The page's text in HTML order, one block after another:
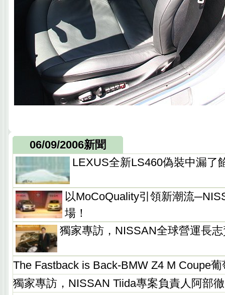
06/09/2006新聞
LEXUS全新LS460偽裝中漏了
以MoCoQuality引領新潮流
場！
獨家專訪，NISSAN全球營運長
The Fastback is Back-BMW Z4 M Coupe
獨家專訪，NISSAN Tiida專案負責人阿部徹